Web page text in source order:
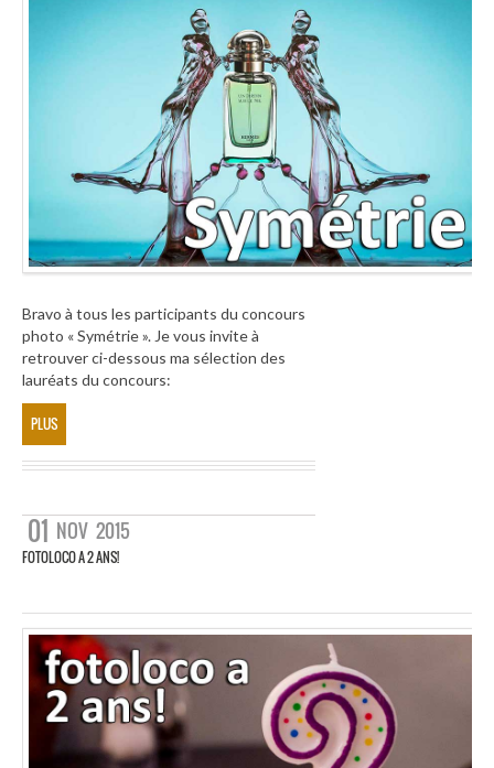
Bravo à tous les participants du concours
photo « Symétrie ». Je vous invite à
retrouver ci-dessous ma sélection des
lauréats du concours:
PLUS
01 NOV 2015
FOTOLOCO A 2 ANS!